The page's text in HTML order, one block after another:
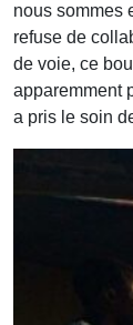
nous sommes
refuse de
de voie, ce
apparemment
a pris le soin